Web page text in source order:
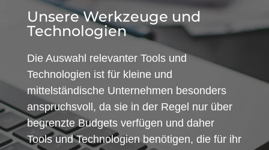
Unsere Werkzeuge und
Technologien
Die Auswahl relevanter Tools und
Technologien ist für kleine und
mittelständische Unternehmen besonders
anspruchsvoll, da sie in der Regel nur über
begrenzte Budgets verfügen und daher
Tools und Technologien benötigen, die für ihr